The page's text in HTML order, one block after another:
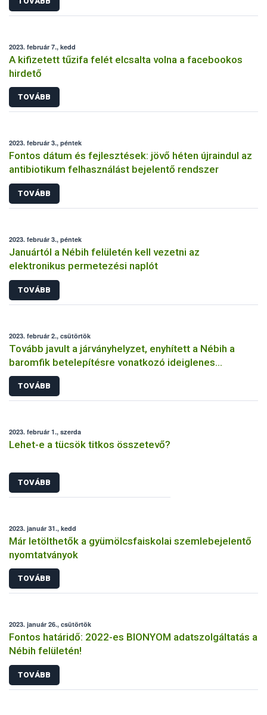
2023. február 7., kedd
A kifizetett tűzifa felét elcsalta volna a facebookos
hirdető
TOVÁBB
2023. február 3., péntek
Fontos dátum és fejlesztések: jövő héten újraindul az
antibiotikum felhasználást bejelentő rendszer
TOVÁBB
2023. február 3., péntek
Januártól a Nébih felületén kell vezetni az
elektronikus permetezési naplót
TOVÁBB
2023. február 2., csütörtök
Tovább javult a járványhelyzet, enyhített a Nébih a
baromfik betelepítésre vonatkozó ideiglenes
szabályokon
TOVÁBB
2023. február 1., szerda
Lehet-e a tücsök titkos összetevő?
TOVÁBB
2023. január 31., kedd
Már letölthetők a gyümölcsfaiskolai szemlebejelentő
nyomtatványok
TOVÁBB
2023. január 26., csütörtök
Fontos határidő: 2022-es BIONYOM adatszolgáltatás a
Nébih felületén!
TOVÁBB